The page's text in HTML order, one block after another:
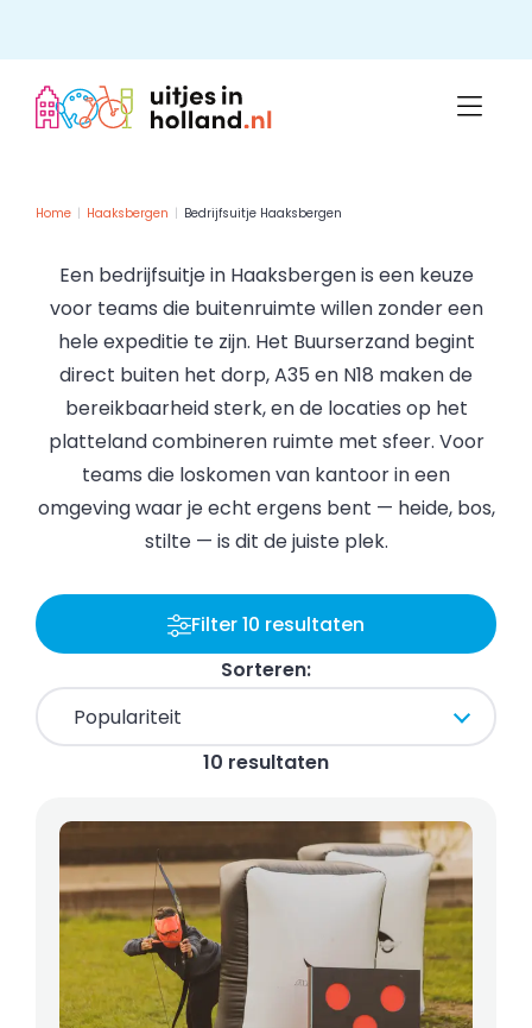
content
Home Haaksbergen Bedrijfsuitje Haaksbergen
Een bedrijfsuitje in Haaksbergen is een keuze
voor teams die buitenruimte willen zonder een
hele expeditie te zijn. Het Buurserzand begint
direct buiten het dorp, A35 en N18 maken de
bereikbaarheid sterk, en de locaties op het
platteland combineren ruimte met sfeer. Voor
teams die loskomen van kantoor in een
omgeving waar je echt ergens bent — heide, bos,
stilte — is dit de juiste plek.
Filter 10 resultaten
10 resultaten
Sorteren: